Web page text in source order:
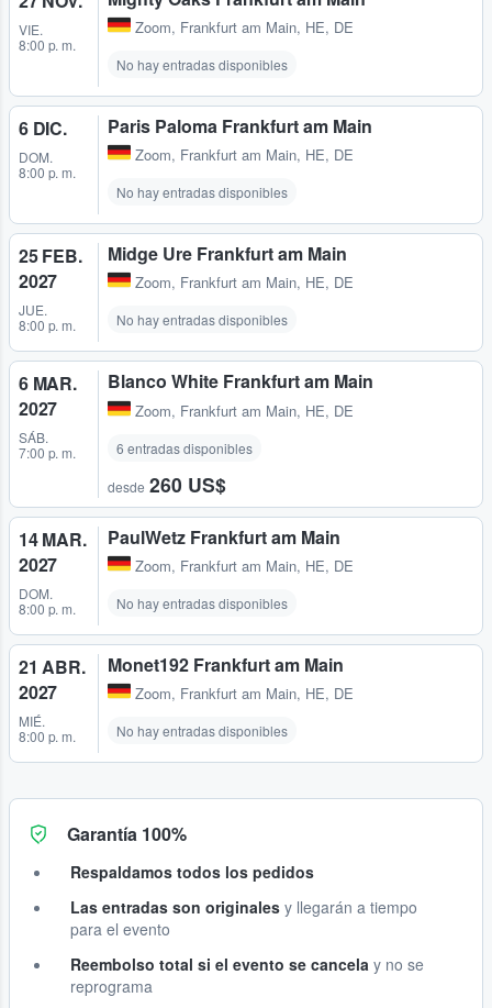
VIE.
8:00 p. m.
Zoom, Frankfurt am Main, HE, DE
No hay entradas disponibles
6 DIC.
DOM.
8:00 p. m.
Paris Paloma Frankfurt am Main
Zoom, Frankfurt am Main, HE, DE
No hay entradas disponibles
25 FEB.
2027
JUE.
8:00 p. m.
Midge Ure Frankfurt am Main
Zoom, Frankfurt am Main, HE, DE
No hay entradas disponibles
6 MAR.
2027
SÁB.
7:00 p. m.
Blanco White Frankfurt am Main
Zoom, Frankfurt am Main, HE, DE
6 entradas disponibles
desde 260 US$
14 MAR.
2027
DOM.
8:00 p. m.
PaulWetz Frankfurt am Main
Zoom, Frankfurt am Main, HE, DE
No hay entradas disponibles
21 ABR.
2027
MIÉ.
8:00 p. m.
Monet192 Frankfurt am Main
Zoom, Frankfurt am Main, HE, DE
No hay entradas disponibles
Garantía 100%
Respaldamos todos los pedidos
Las entradas son originales y llegarán a tiempo
para el evento
Reembolso total si el evento se cancela y no se
reprograma